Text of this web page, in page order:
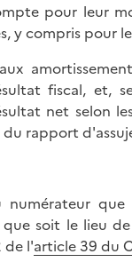
pour leur
y compris pour
fiscal, et,
net selon
du rapport
que
soit le lieu
de l'article 39 du